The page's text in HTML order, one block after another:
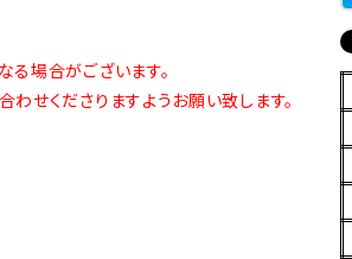
場合がございます。
せくださりますようお願い致します。